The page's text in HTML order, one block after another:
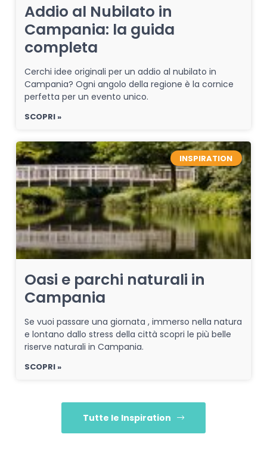
Addio al Nubilato in
Campania: la guida
completa
Cerchi idee originali per un addio al nubilato in
Campania? Ogni angolo della regione è la cornice
perfetta per un evento unico.
SCOPRI »
INSPIRATION
Oasi e parchi naturali in
Campania
Se vuoi passare una giornata , immerso nella natura
e lontano dallo stress della città scopri le più belle
riserve naturali in Campania.
SCOPRI »
Tutte le Inspiration